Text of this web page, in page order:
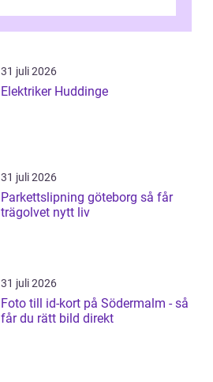
31 juli 2026
Elektriker Huddinge
31 juli 2026
Parkettslipning göteborg så får
trägolvet nytt liv
31 juli 2026
Foto till id-kort på Södermalm - så
får du rätt bild direkt